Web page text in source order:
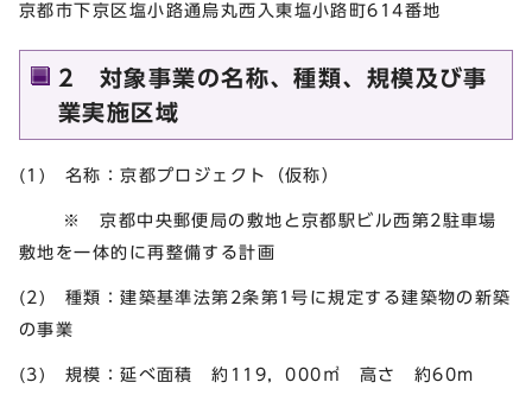
京都市下京区塩小路通烏丸西入東塩小路町614番地
2 対象事業の名称、種類、規模及び事
業実施区域
(1) 名称：京都プロジェクト（仮称）
※ 京都中央郵便局の敷地と京都駅ビル西第2駐車場
敷地を一体的に再整備する計画
(2) 種類：建築基準法第2条第1号に規定する建築物の新築
の事業
(3) 規模：延べ面積 約119，000㎡ 高さ 約60m